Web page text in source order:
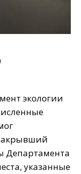
экологии
Департамента
указанные